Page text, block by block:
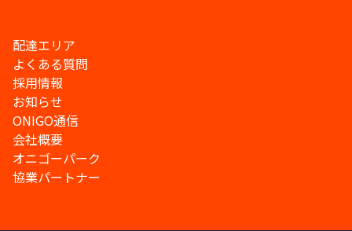
配達エリア
よくある質問
採用情報
お知らせ
ONIGO通信
会社概要
オニゴーパーク
協業パートナー